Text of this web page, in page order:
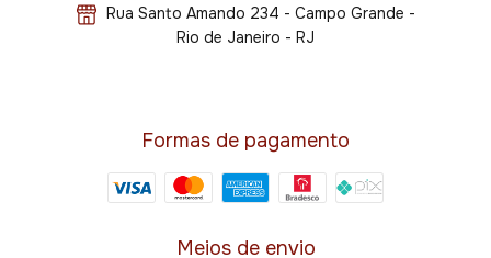
Rua Santo Amando 234 - Campo Grande -
Rio de Janeiro - RJ
Formas de pagamento
Meios de envio